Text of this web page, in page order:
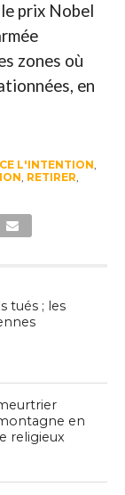
prix Nobel
zones où
en
L'INTENTION,
, RETIRER,
tués ; les
en
religieux